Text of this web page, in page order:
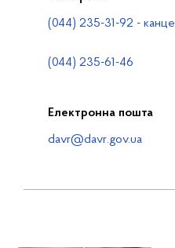
(044) 235-31-92 -
(044) 235-61-46
Електронна пошта
davr@davr.gov.ua